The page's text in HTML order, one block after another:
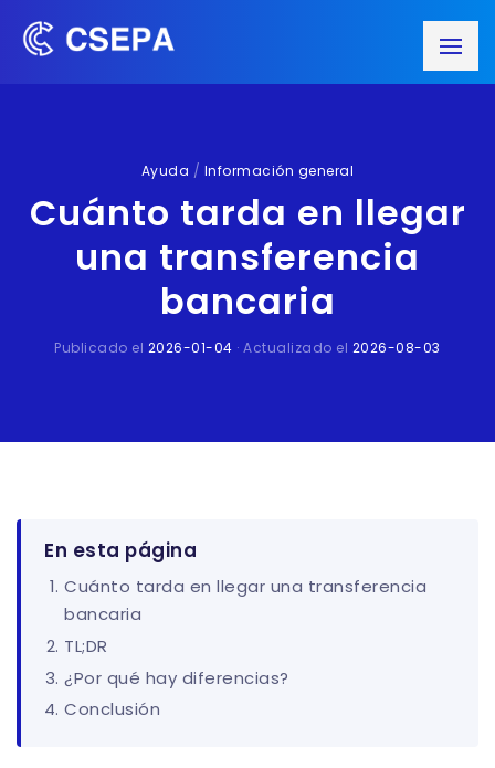
Ayuda / Información general
Cuánto tarda en llegar
una transferencia
bancaria
Publicado el 2026-01-04 · Actualizado el 2026-08-03
En esta página
Cuánto tarda en llegar una transferencia
bancaria
TL;DR
¿Por qué hay diferencias?
Conclusión